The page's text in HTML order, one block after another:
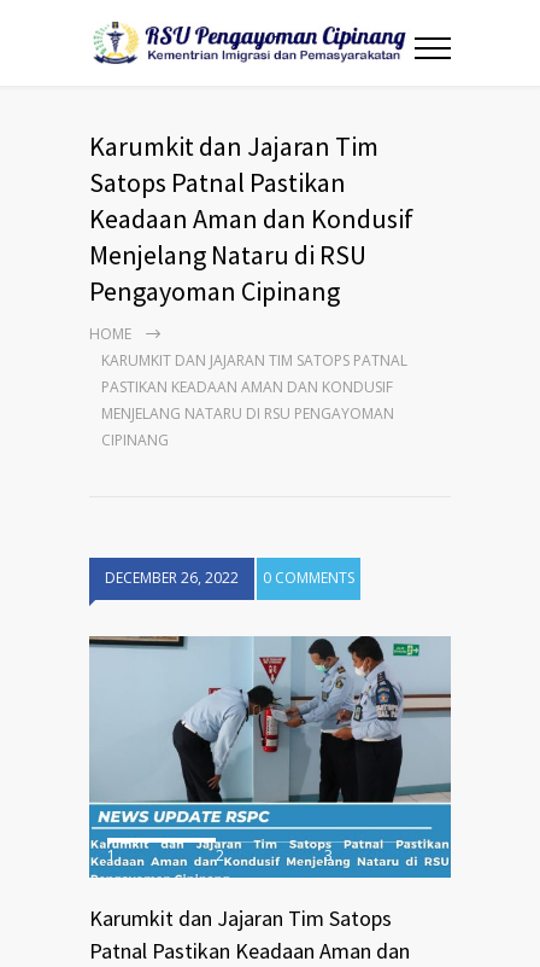
Karumkit dan Jajaran Tim
Satops Patnal Pastikan
Keadaan Aman dan Kondusif
Menjelang Nataru di RSU
Pengayoman Cipinang
HOME
KARUMKIT DAN JAJARAN TIM SATOPS PATNAL
PASTIKAN KEADAAN AMAN DAN KONDUSIF
MENJELANG NATARU DI RSU PENGAYOMAN
CIPINANG
DECEMBER 26, 2022 0 COMMENTS
1 2 3
Karumkit dan Jajaran Tim Satops
Patnal Pastikan Keadaan Aman dan